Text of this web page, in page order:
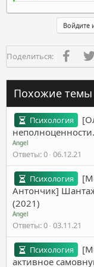
Войдите
Поделиться:
Похожие темы
Психология
Angel
Ответы 0 06.12.21
Психология
Антончик]
(2021)
Angel
Ответы 0 03.11.21
Психология
активное